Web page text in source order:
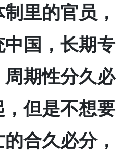
里的官员，
国，长期专
期性分久必
但是不想要
合久必分，